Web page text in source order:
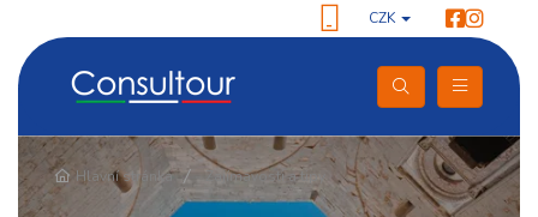
CZK
Hlavní stránka Zajímavosti a tipy